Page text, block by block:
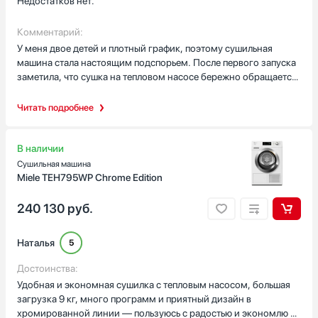
Читать подробнее
Комментарий:
У меня двое детей и плотный график, поэтому сушильная
машина стала настоящим подспорьем. После первого запуска
заметила, что сушка на тепловом насосе бережно обращается
потеряли форму. Загрузка 8 кг и объем барабана около 53
белья — можно установить степень сухости «под утюг», «в
шкаф» или «очень сухое». Барабан из нержавейки с
подсветкой и DelicateCare облегчают работу с тонкими
вечером не мешают, таймер отсрочки и индикаторы
заполнения бачка, фильтра и фазы антисминания делают
использование простым. Разглаживание и функция
антисминания не раз выручали перед важными встречами —
корпус с черной дверцей стильно смотрится, а возможность
установки в колонну и регулировка ножек помогли разместить
технику в маленькой прачечной. Среднегодовое
В наличии
Сушильная машина
Miele TEH795WP Chrome Edition
240 130 руб.
Наталья 5
Достоинства:
Удобная и экономная сушилка с тепловым насосом, большая
загрузка 9 кг, много программ и приятный дизайн в
хромированной линии — пользуюсь с радостью и экономлю на